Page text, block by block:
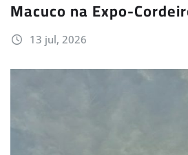
Macuco na Expo-
13 jul, 2026